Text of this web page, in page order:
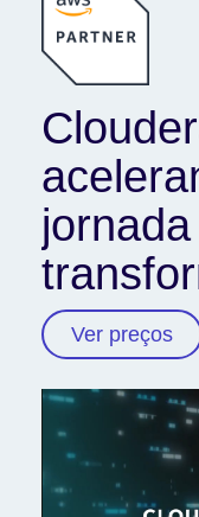
Ver preços